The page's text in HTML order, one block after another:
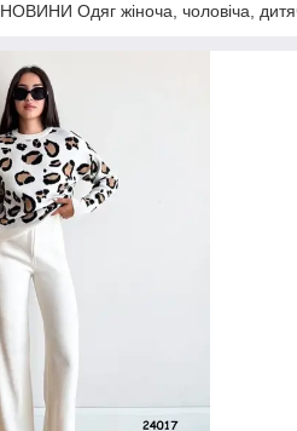
НОВИНИ Одяг жіноча, чоловіча,